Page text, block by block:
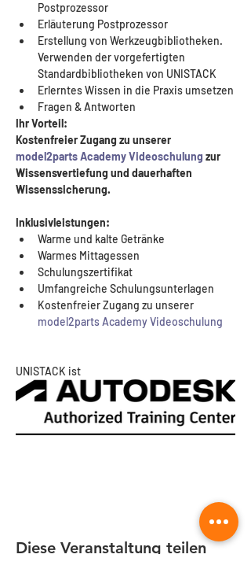
Postprozessor
Erläuterung Postprozessor
Erstellung von Werkzeugbibliotheken.
Verwenden der vorgefertigten
Standardbibliotheken von UNISTACK
Erlerntes Wissen in die Praxis umsetzen
Fragen & Antworten
Ihr Vorteil:
Kostenfreier Zugang zu unserer
model2parts Academy Videoschulung zur
Wissensvertiefung und dauerhaften
Wissenssicherung.
Inklusivleistungen:
Warme und kalte Getränke
Warmes Mittagessen
Schulungszertifikat
Umfangreiche Schulungsunterlagen
Kostenfreier Zugang zu unserer
model2parts Academy Videoschulung
UNISTACK ist
Diese Veranstaltung teilen